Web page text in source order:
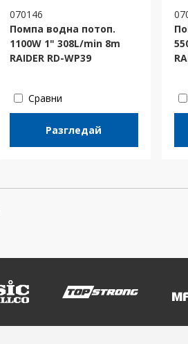
070146
Помпа водна потоп.
1100W 1" 308L/min 8m
RAIDER RD-WP39
Сравни
Разгледай